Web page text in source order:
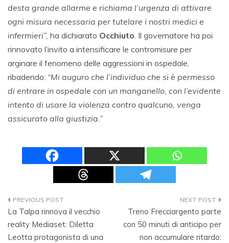
desta grande allarme e richiama l’urgenza di attivare
ogni misura necessaria per tutelare i nostri medici e
infermieri”, ha dichiarato Occhiuto. Il governatore ha poi
rinnovato l’invito a intensificare le contromisure per
arginare il fenomeno delle aggressioni in ospedale,
ribadendo: “Mi auguro che l’individuo che si è permesso
di entrare in ospedale con un manganello, con l’evidente
intento di usare la violenza contro qualcuno, venga
assicurato alla giustizia.”
Navigazione
articoli
La Talpa rinnova il vecchio
reality Mediaset: Diletta
Leotta protagonista di una
Treno Frecciargento parte
con 50 minuti di anticipo per
non accumulare ritardo: